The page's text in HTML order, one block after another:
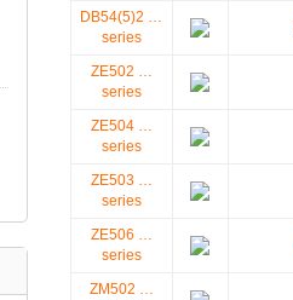
DB54(5)2 …
series
ZE502 …
series
ZE504 …
series
ZE503 …
series
ZE506 …
series
ZM502 …